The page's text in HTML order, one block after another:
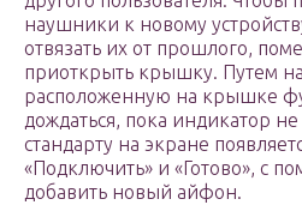
наушники к новому
отвязать их от прошлого,
приоткрыть крышку. Путем
расположенную на крышке
дождаться, пока индикатор
стандарту на экране
«Подключить» и «Готово», с
добавить новый айфон.